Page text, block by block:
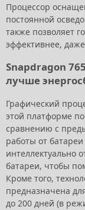
Процессор
постоянной
также позволяет
эффективнее,
Snapdragon
лучше
Графический
этой платформе
сравнению с
работы от
интеллектуально
батареи, чтобы
Кроме того,
предназначена
до 200 дней (в